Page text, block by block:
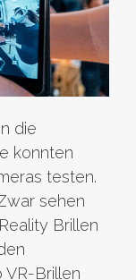
die
konnten
testen.
sehen
Brillen
Brillen